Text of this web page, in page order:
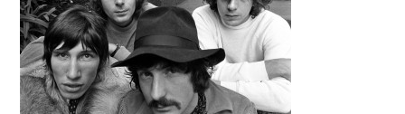
POLICY/COOKIES